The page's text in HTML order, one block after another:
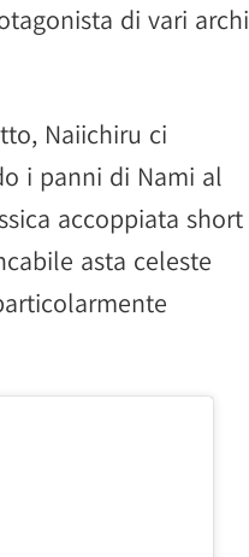
di vari archi
Naiichiru ci
i panni di Nami al
accoppiata short
asta celeste